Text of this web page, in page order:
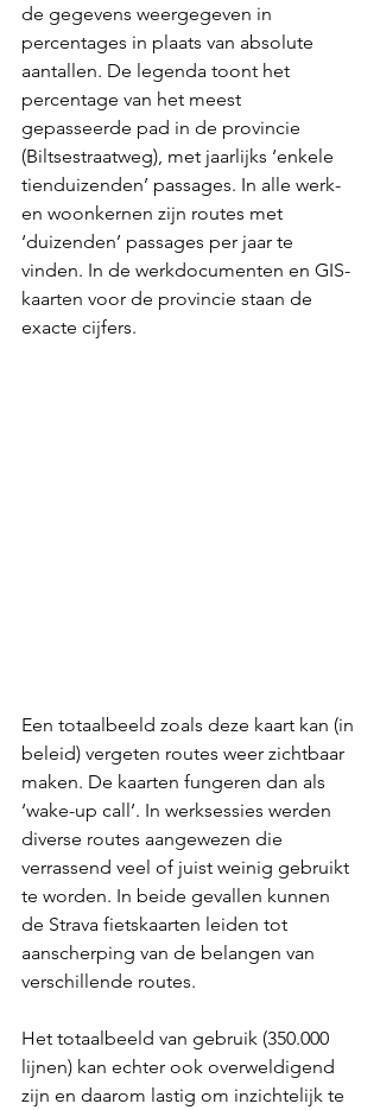
de gegevens weergegeven in
percentages in plaats van absolute
aantallen. De legenda toont het
percentage van het meest
gepasseerde pad in de provincie
(Biltsestraatweg), met jaarlijks ‘enkele
tienduizenden’ passages. In alle werk-
en woonkernen zijn routes met
‘duizenden’ passages per jaar te
vinden. In de werkdocumenten en GIS-
kaarten voor de provincie staan de
exacte cijfers.
Een totaalbeeld zoals deze kaart kan (in
beleid) vergeten routes weer zichtbaar
maken. De kaarten fungeren dan als
‘wake-up call’. In werksessies werden
diverse routes aangewezen die
verrassend veel of juist weinig gebruikt
te worden. In beide gevallen kunnen
de Strava fietskaarten leiden tot
aanscherping van de belangen van
verschillende routes.
Het totaalbeeld van gebruik (350.000
lijnen) kan echter ook overweldigend
zijn en daarom lastig om inzichtelijk te